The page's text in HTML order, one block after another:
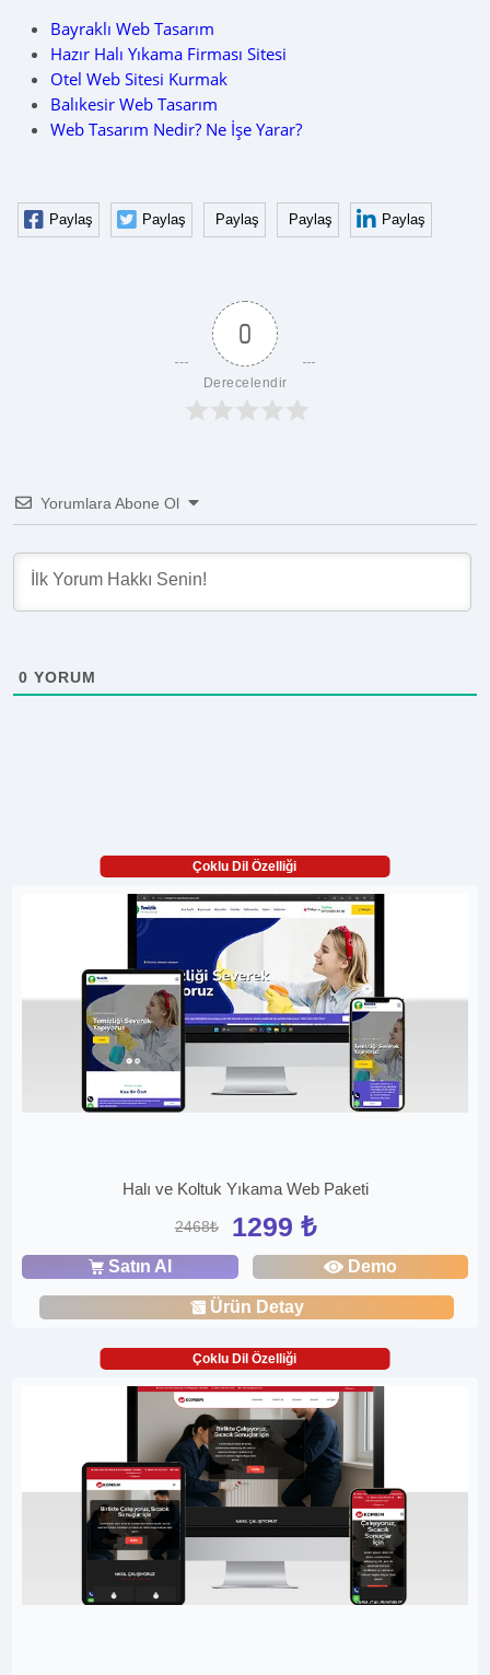
Bayraklı Web Tasarım
Hazır Halı Yıkama Firması Sitesi
Otel Web Sitesi Kurmak
Balıkesir Web Tasarım
Web Tasarım Nedir? Ne İşe Yarar?
Paylaş Paylaş Paylaş Paylaş Paylaş
0
Derecelendir
Yorumlara Abone Ol
0 YORUM
Çoklu Dil Özelliği
Halı ve Koltuk Yıkama Web Paketi
2468₺ 1299 ₺
Satın Al Demo
Ürün Detay
Çoklu Dil Özelliği